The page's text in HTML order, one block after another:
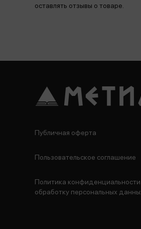
оставлять отзывы о товаре.
Публичная оферта
Пользовательское соглашение
Политика
обработку персональных